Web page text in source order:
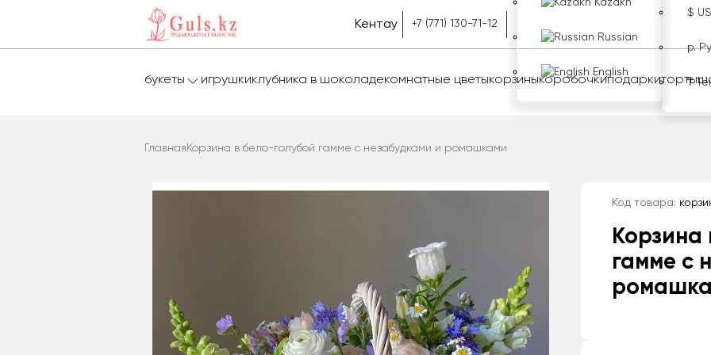
Кентау +7 (771) 130-71-12
Kazakh
Russian
English
$
р.
₸
букеты игрушкиклубника в шоколадекомнатные цветыкорзиныкоробочкиподаркиторты
Главная Корзина в бело-голубой гамме с незабудками и ромашками
Код товара:
Корзина
гамме с